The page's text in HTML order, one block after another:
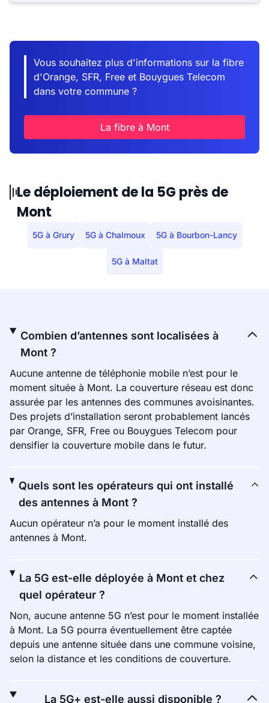
Vous souhaitez plus d'informations sur la fibre
d'Orange, SFR, Free et Bouygues Telecom
dans votre commune ?
La fibre à Mont
Le déploiement de la 5G près de
Mont
5G à Grury 5G à Chalmoux 5G à Bourbon-Lancy
5G à Maltat
Combien d’antennes sont localisées à
Mont ?
Aucune antenne de téléphonie mobile n’est pour le
moment située à Mont. La couverture réseau est donc
assurée par les antennes des communes avoisinantes.
Des projets d’installation seront probablement lancés
par Orange, SFR, Free ou Bouygues Telecom pour
densifier la couverture mobile dans le futur.
Quels sont les opérateurs qui ont installé
des antennes à Mont ?
Aucun opérateur n’a pour le moment installé des
antennes à Mont.
La 5G est-elle déployée à Mont et chez
quel opérateur ?
Non, aucune antenne 5G n’est pour le moment installée
à Mont. La 5G pourra éventuellement être captée
depuis une antenne située dans une commune voisine,
selon la distance et les conditions de couverture.
La 5G+ est-elle aussi disponible ?